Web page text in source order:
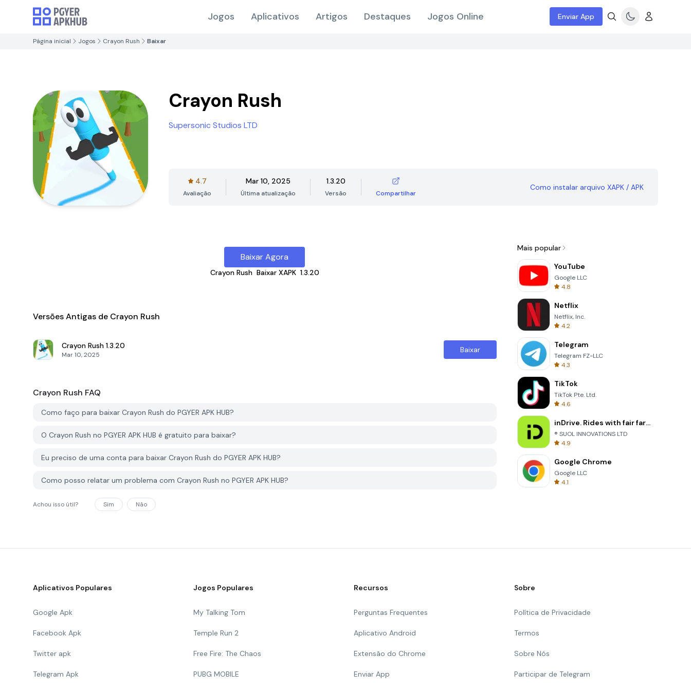
Jogos Aplicativos Artigos Destaques Jogos Online Enviar App
Página inicial Jogos Crayon Rush Baixar
Crayon Rush
Supersonic Studios LTD
4.7
Avaliação
Mar 10, 2025
Última atualização
1.3.20
Versão Compartilhar
Como instalar arquivo XAPK / APK
Baixar Agora
Crayon Rush Baixar XAPK 1.3.20
Versões Antigas de Crayon Rush
Crayon Rush 1.3.20
Mar 10, 2025
Baixar
Crayon Rush FAQ
Como faço para baixar Crayon Rush do PGYER APK HUB?
O Crayon Rush no PGYER APK HUB é gratuito para baixar?
Eu preciso de uma conta para baixar Crayon Rush do PGYER APK HUB?
Como posso relatar um problema com Crayon Rush no PGYER APK HUB?
Achou isso útil? Sim Não
Mais popular
YouTube
Google LLC
4.8
Netflix
Netflix, Inc.
4.2
Telegram
Telegram FZ-LLC
4.3
TikTok
TikTok Pte. Ltd.
4.6
inDrive. Rides with fair fares
® SUOL INNOVATIONS LTD
4.9
Google Chrome
Google LLC
4.1
Aplicativos Populares
Google Apk
Facebook Apk
Twitter apk
Telegram Apk
Jogos Populares
My Talking Tom
Temple Run 2
Free Fire: The Chaos
PUBG MOBILE
Recursos
Perguntas Frequentes
Aplicativo Android
Extensão do Chrome
Enviar App
Sobre
Política de Privacidade
Termos
Sobre Nós
Participar de Telegram